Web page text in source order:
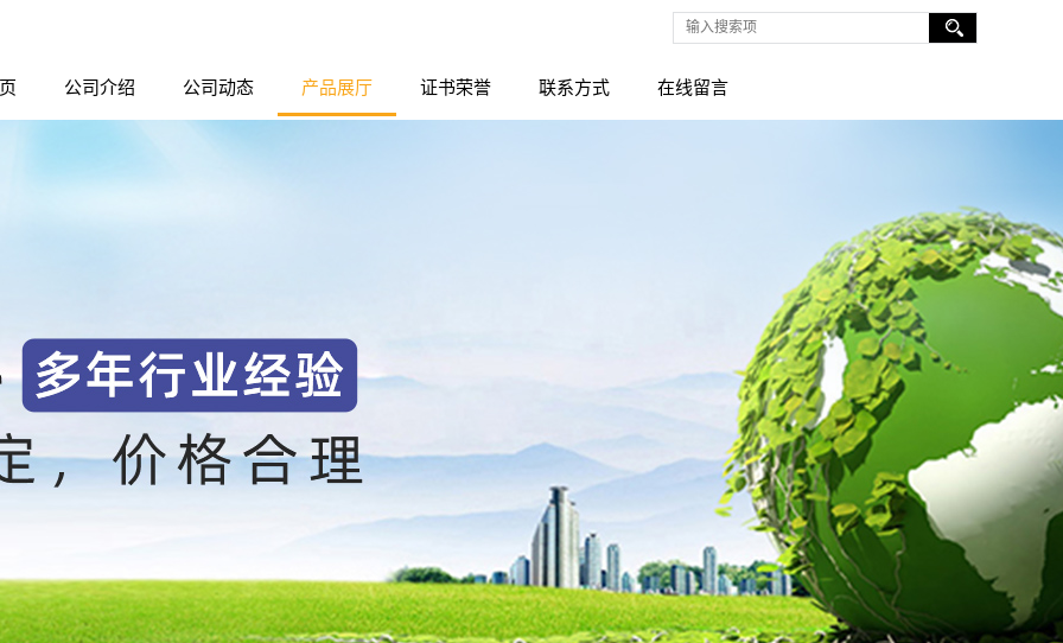
公司介绍 公司动态 产品展厅 证书荣誉 联系方式 在线留言